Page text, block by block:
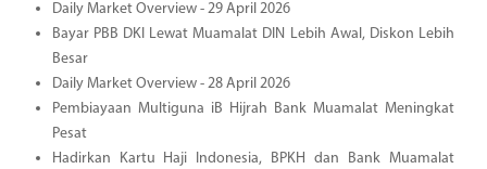
Daily Market Overview - 29 April 2026
Bayar PBB DKI Lewat Muamalat DIN Lebih Awal, Diskon Lebih
Besar
Daily Market Overview - 28 April 2026
Pembiayaan Multiguna iB Hijrah Bank Muamalat Meningkat
Pesat
Hadirkan Kartu Haji Indonesia, BPKH dan Bank Muamalat